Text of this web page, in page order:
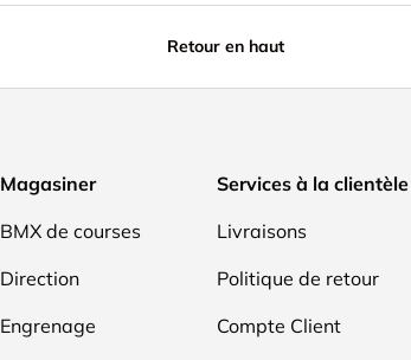
Retour en haut
Magasiner
BMX de courses
Direction
Engrenage
Services à la clientèle
Livraisons
Politique de retour
Compte Client